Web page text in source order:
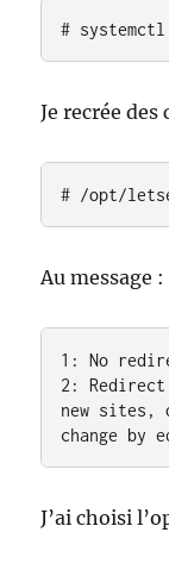
#
Je recrée
# /opt/
Au message :
1: No
2:
new sites,
change by
J’ai choisi